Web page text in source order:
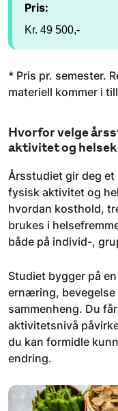
Pris:
Kr. 49 500,-
* Pris pr. semester.
materiell kommer i
Hvorfor velge
aktivitet og
Årsstudiet gir deg
fysisk aktivitet og
hvordan kosthold,
brukes i
både på individ-,
Studiet bygger på
ernæring, bevegelse
sammenheng. Du
aktivitetsnivå
du kan formidle
endring.